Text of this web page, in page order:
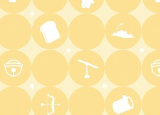
深夜
ドンデコルテ銀次と弱者たちの
鍋会 傑作選
深夜 3:37
バスケW杯まであと1年 あの